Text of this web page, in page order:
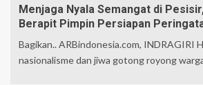
Menjaga Nyala Semangat di
Berapit Pimpin Persiapan
Bagikan.. ARBindonesia.com, INDRAGIRI
nasionalisme dan jiwa gotong royong